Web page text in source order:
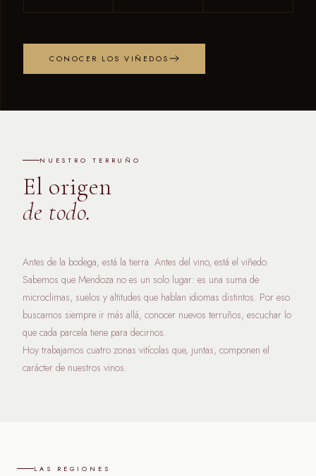
CONOCER LOS VIÑEDOS
NUESTRO TERRUÑO
El origen
de todo.
Antes de la bodega, está la tierra. Antes del vino, está el viñedo.
Sabemos que Mendoza no es un solo lugar: es una suma de
microclimas, suelos y altitudes que hablan idiomas distintos. Por eso
buscamos siempre ir más allá, conocer nuevos terruños, escuchar lo
que cada parcela tiene para decirnos.
Hoy trabajamos cuatro zonas vitícolas que, juntas, componen el
carácter de nuestros vinos.
LAS REGIONES